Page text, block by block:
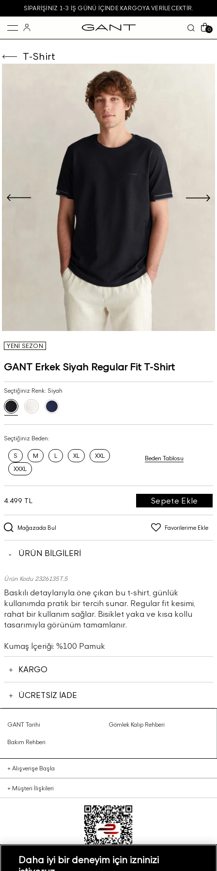
SIPARIŞINIZ 1-3 IŞ GÜNÜ IÇINDE KARGOYA VERILECEKTIR.
0
T-Shirt
YENİ SEZON
GANT Erkek Siyah Regular Fit T-Shirt
Seçtiğiniz Renk: Siyah
Seçtiğiniz Beden:
S M L XL
XXL
XXXL
Beden Tablosu
Mağazada Bul Favorilerime Ekle
4.499 TL Sepete Ekle
ÜRÜN BİLGİLERİ
Ürün Kodu 2326135T.5
Baskılı detaylarıyla öne çıkan bu t-shirt, günlük
kullanımda pratik bir tercih sunar. Regular fit kesimi,
rahat bir kullanım sağlar. Bisiklet yaka ve kısa kollu
tasarımıyla görünüm tamamlanır.
Kumaş İçeriği: %100 Pamuk
KARGO
ÜCRETSİZ İADE
GANT Tarihi Gömlek Kalıp Rehberi
Bakım Rehberi
+ Alışverişe Başla
+ Müşteri İlişkileri
Daha iyi bir deneyim için izninizi